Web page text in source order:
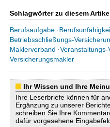
Schlagwörter zu diesem
Berufsaufgabe ·
Betriebsschließungs-
Maklerverband ·Veranstaltungs-
Versicherungsmakler
Ihr Wissen und Ihre
Ihre Leserbriefe können für
Ergänzung zu unserer
schreiben Sie Ihre
dafür vorgesehene